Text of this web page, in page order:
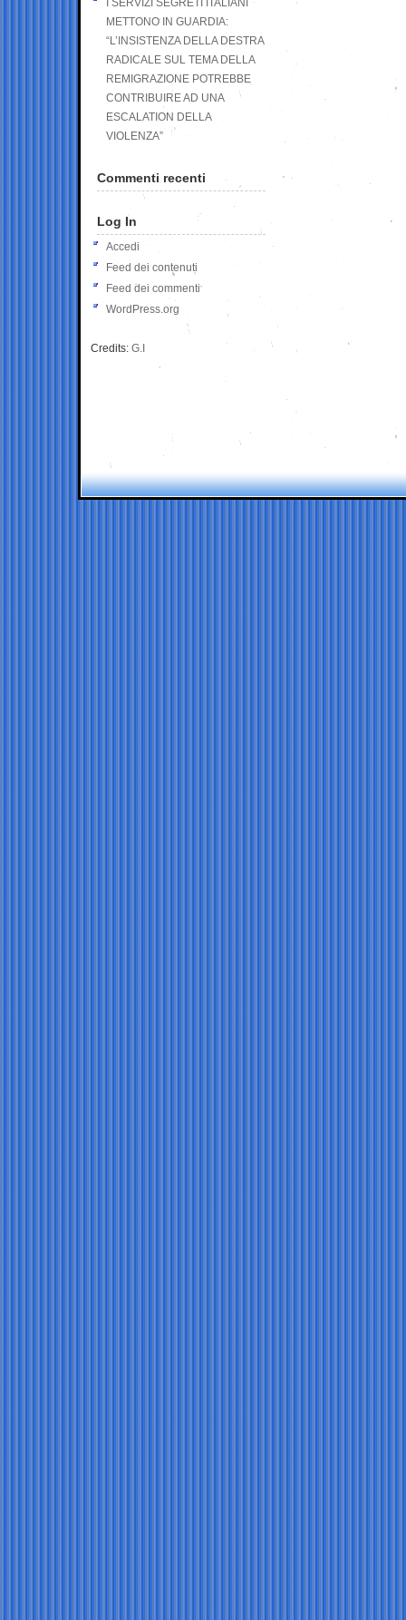
I SERVIZI SEGRETI ITALIANI
METTONO IN GUARDIA:
“L’INSISTENZA DELLA DESTRA
RADICALE SUL TEMA DELLA
REMIGRAZIONE POTREBBE
CONTRIBUIRE AD UNA
ESCALATION DELLA
VIOLENZA”
Commenti recenti
Log In
Accedi
Feed dei contenuti
Feed dei commenti
WordPress.org
Credits: G.I